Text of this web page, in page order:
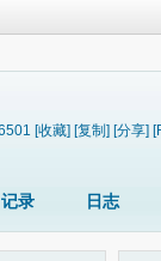
[收藏] [复制] [分享]
记录 日志